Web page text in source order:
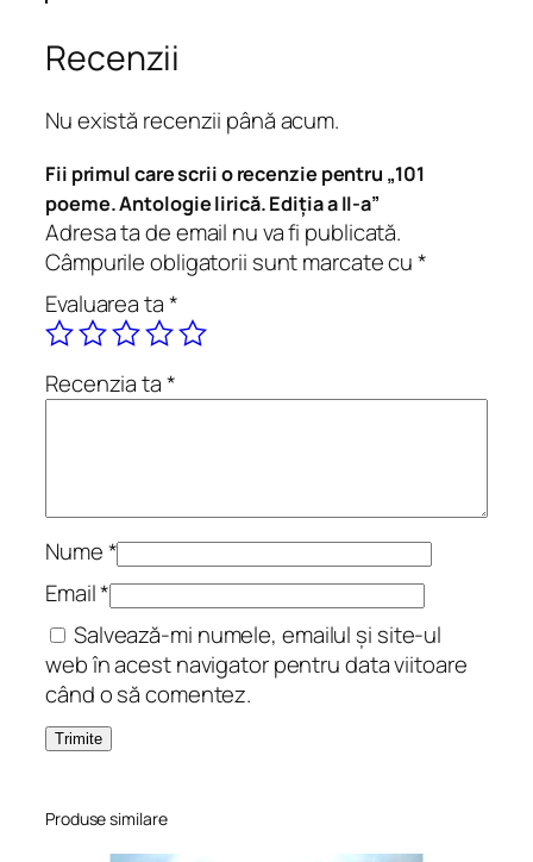
1
0
1
p
o
e
m
e
A
n
t
o
i
e
l
i
r
i
c
ă
.
d
Recenzii
Nu există recenzii până acum.
Fii primul care scrii o recenzie pentru „101
poeme. Antologie lirică. Ediția a II-a”
Adresa ta de email nu va fi publicată.
Câmpurile obligatorii sunt marcate cu*
Evaluarea ta*
Recenzia ta*
Nume*
Email*
Salvează-mi numele, emailul și site-ul
web în acest navigator pentru data viitoare
când o să comentez.
Produse similare